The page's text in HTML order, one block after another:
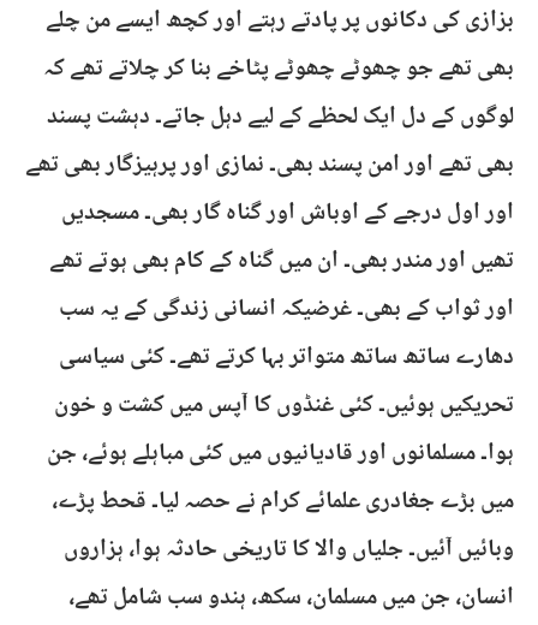
بزازی کی دکانوں پر پادتے رہتے اور کچھ ایسے من چلے
بھی تھے جو چھوٹے چھوٹے پٹاخے بنا کر چلاتے تھے کہ
لوگوں کے دل ایک لحظے کے لیے دہل جاتے۔ دہشت پسند
بھی تھے اور امن پسند بھی۔ نمازی اور پرہیزگار بھی تھے
اور اول درجے کے اوباش اور گناہ گار بھی۔ مسجدیں
تھیں اور مندر بھی۔ ان میں گناہ کے کام بھی ہوتے تھے
اور ثواب کے بھی۔ غرضیکہ انسانی زندگی کے یہ سب
دھارے ساتھ ساتھ متواتر بہا کرتے تھے۔ کئی سیاسی
تحریکیں ہوئیں۔ کئی غنڈوں کا آپس میں کشت و خون
ہوا۔ مسلمانوں اور قادیانیوں میں کئی مباہلے ہوئے، جن
میں بڑے جغادری علمائے کرام نے حصہ لیا۔ قحط پڑے،
وبائیں آئیں۔ جلیاں والا کا تاریخی حادثہ ہوا، ہزاروں
انسان، جن میں مسلمان، سکھ، ہندو سب شامل تھے،